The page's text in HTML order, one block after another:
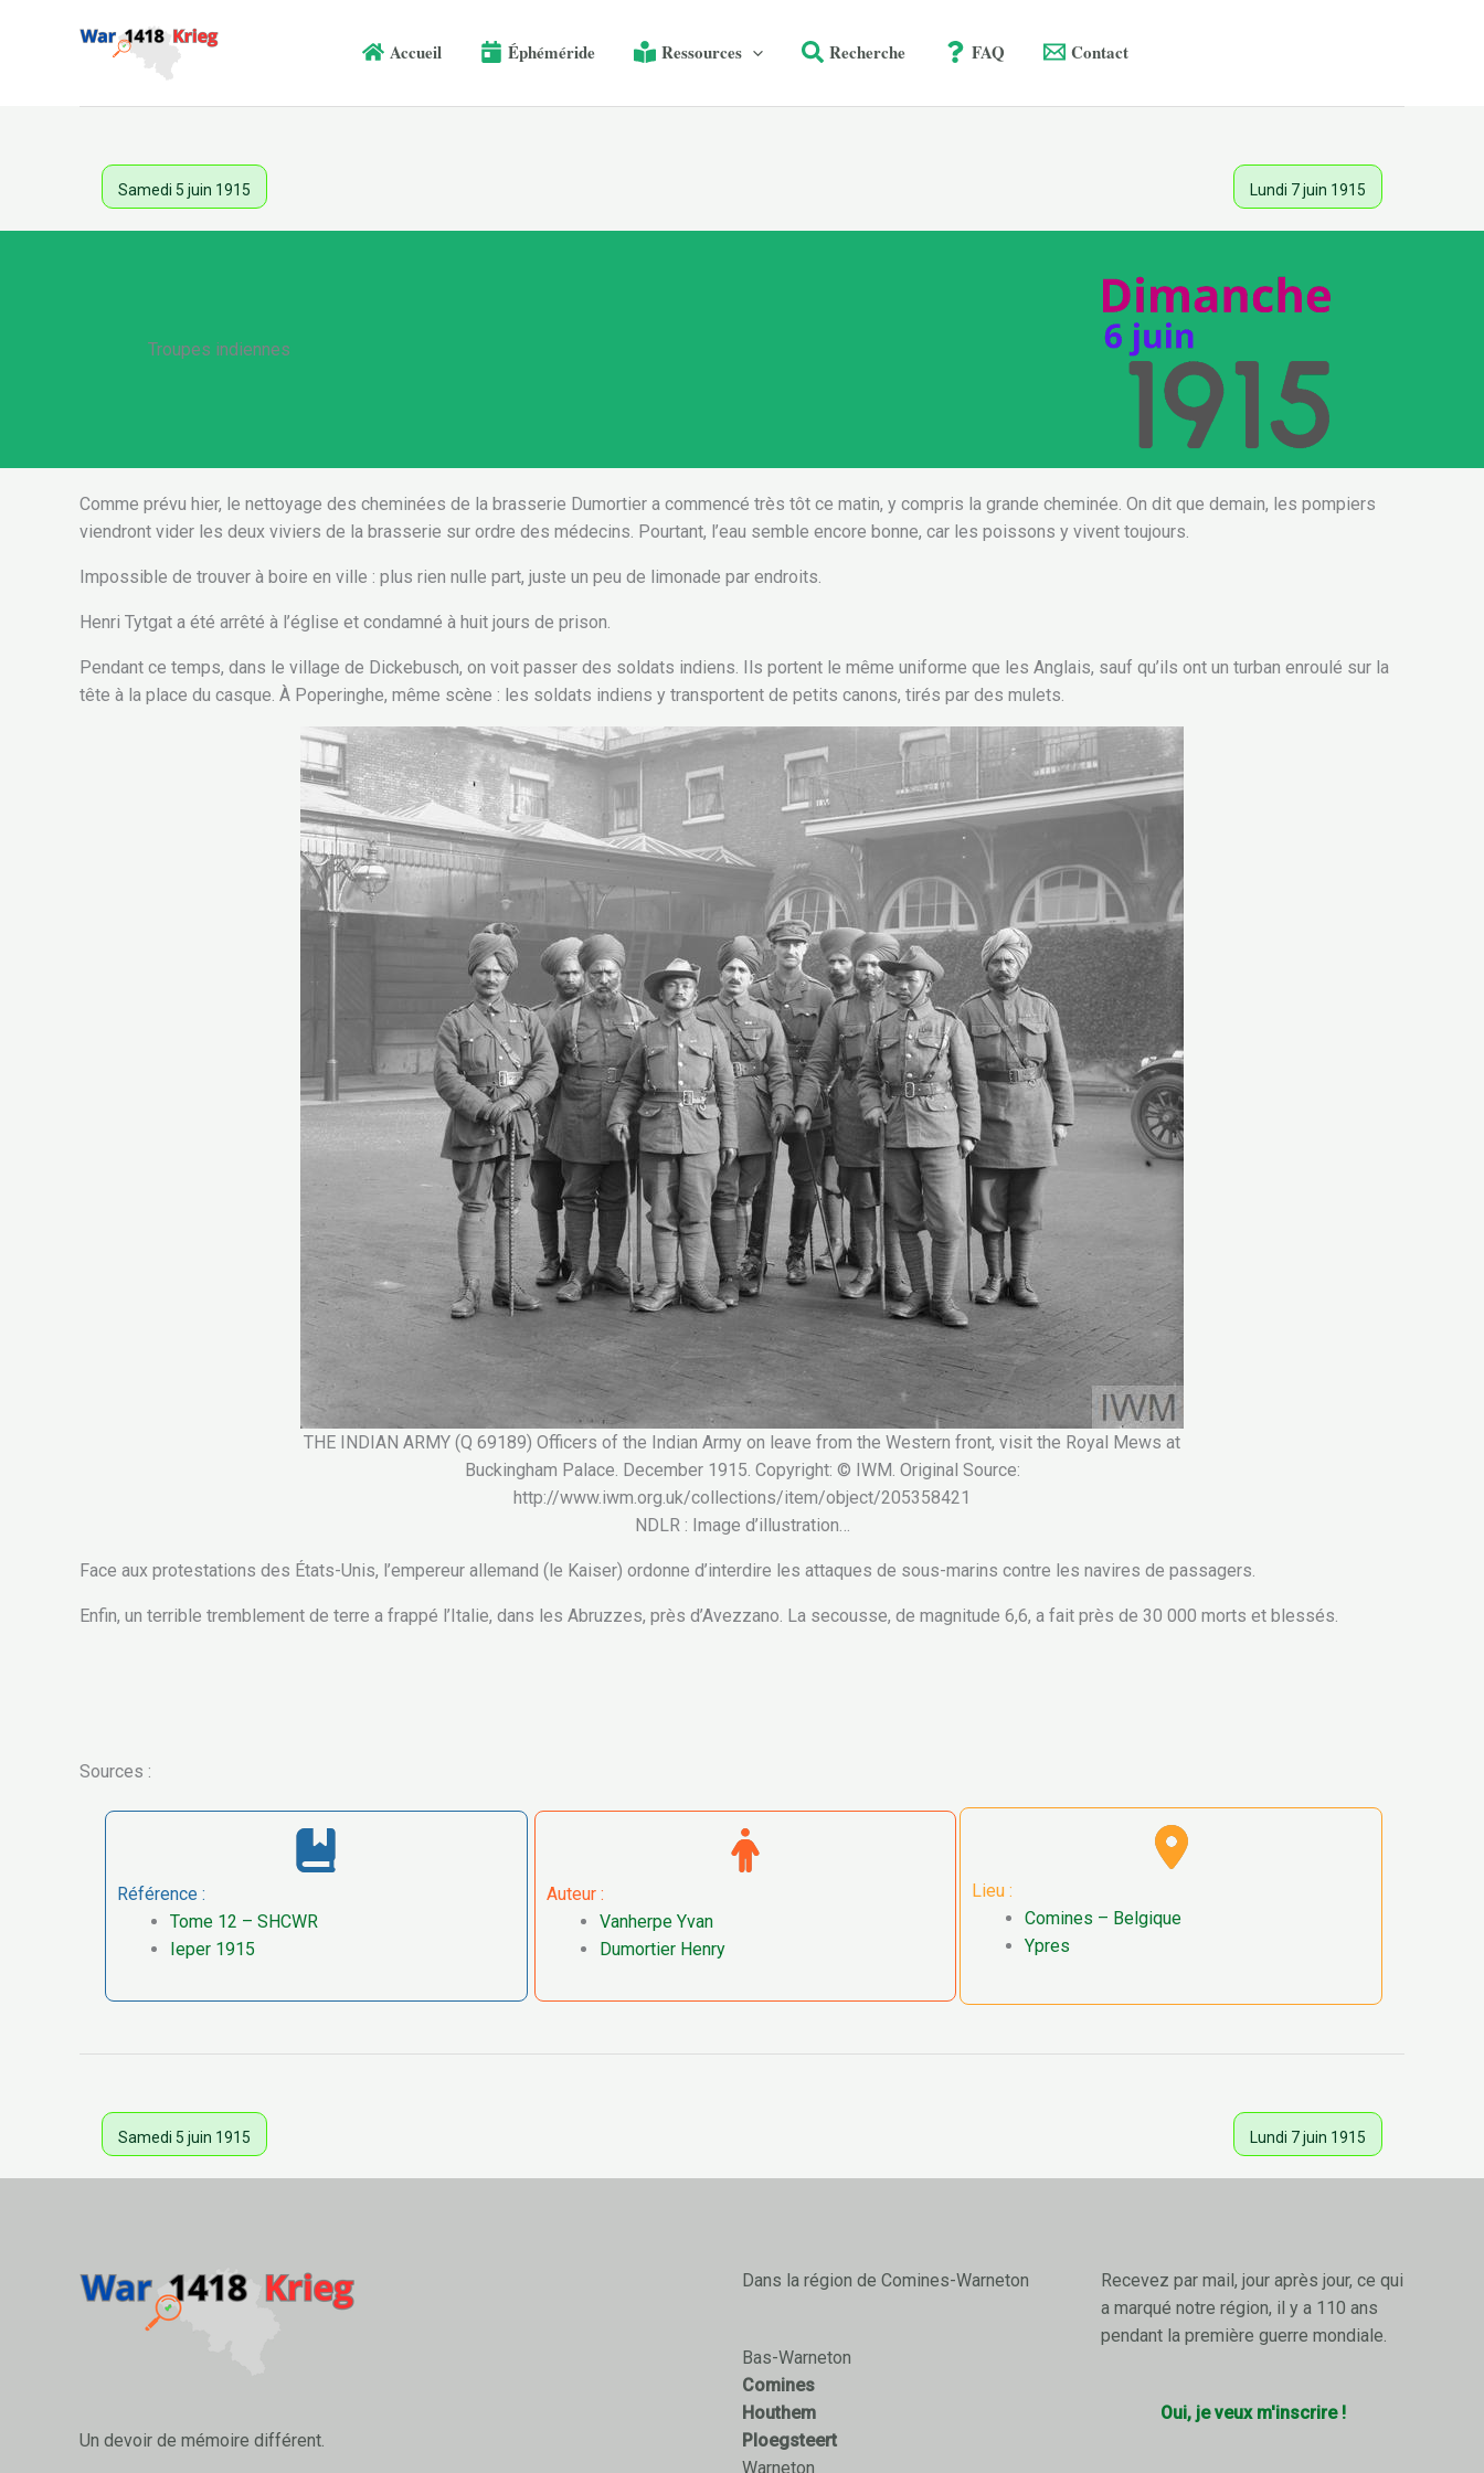
Accueil Éphéméride Ressources Recherche FAQ Contact
Samedi 5 juin 1915 Lundi 7 juin 1915
Troupes indiennes
Comme prévu hier, le nettoyage des cheminées de la brasserie Dumortier a commencé très tôt ce matin, y compris la grande cheminée. On dit que demain, les pompiers
viendront vider les deux viviers de la brasserie sur ordre des médecins. Pourtant, l’eau semble encore bonne, car les poissons y vivent toujours.
Impossible de trouver à boire en ville : plus rien nulle part, juste un peu de limonade par endroits.
Henri Tytgat a été arrêté à l’église et condamné à huit jours de prison.
Pendant ce temps, dans le village de Dickebusch, on voit passer des soldats indiens. Ils portent le même uniforme que les Anglais, sauf qu’ils ont un turban enroulé sur la
tête à la place du casque. À Poperinghe, même scène : les soldats indiens y transportent de petits canons, tirés par des mulets.
THE INDIAN ARMY (Q 69189) Officers of the Indian Army on leave from the Western front, visit the Royal Mews at
Buckingham Palace. December 1915. Copyright: © IWM. Original Source:
http://www.iwm.org.uk/collections/item/object/205358421
NDLR : Image d’illustration…
Face aux protestations des États-Unis, l’empereur allemand (le Kaiser) ordonne d’interdire les attaques de sous-marins contre les navires de passagers.
Enfin, un terrible tremblement de terre a frappé l’Italie, dans les Abruzzes, près d’Avezzano. La secousse, de magnitude 6,6, a fait près de 30 000 morts et blessés.
Sources :
Référence :
Tome 12 – SHCWR
Ieper 1915
Auteur :
Vanherpe Yvan
Dumortier Henry
Lieu :
Comines – Belgique
Ypres
Samedi 5 juin 1915 Lundi 7 juin 1915
Un devoir de mémoire différent.
Dans la région de Comines-Warneton
Bas-Warneton
Comines
Houthem
Ploegsteert
Warneton
Recevez par mail, jour après jour, ce qui
a marqué notre région, il y a 110 ans
pendant la première guerre mondiale.
Oui, je veux m'inscrire !